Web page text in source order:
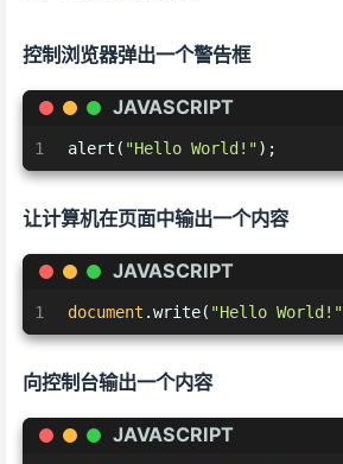
控制浏览器弹出一个警告框
JAVASCRIPT
1 alert( "Hello World!");
让计算机在页面中输出一个内容
JAVASCRIPT
1 document .write( "Hello World!"
向控制台输出一个内容
JAVASCRIPT